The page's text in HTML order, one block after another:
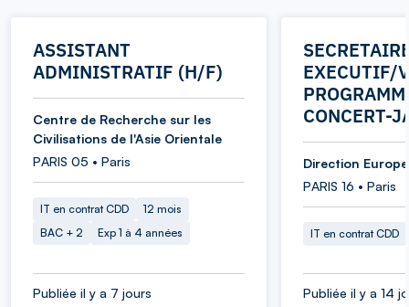
ASSISTANT
ADMINISTRATIF (H/F)
Centre de Recherche sur les
Civilisations de l'Asie Orientale
PARIS 05 • Paris
IT en contrat CDD
12 mois
BAC + 2
Exp 1 à 4 années
Publiée il y a 7 jours
EXECUTIF/
CONCERT-
Direction
PARIS 16 • Paris
IT en contrat CDD
Publiée il y a 14